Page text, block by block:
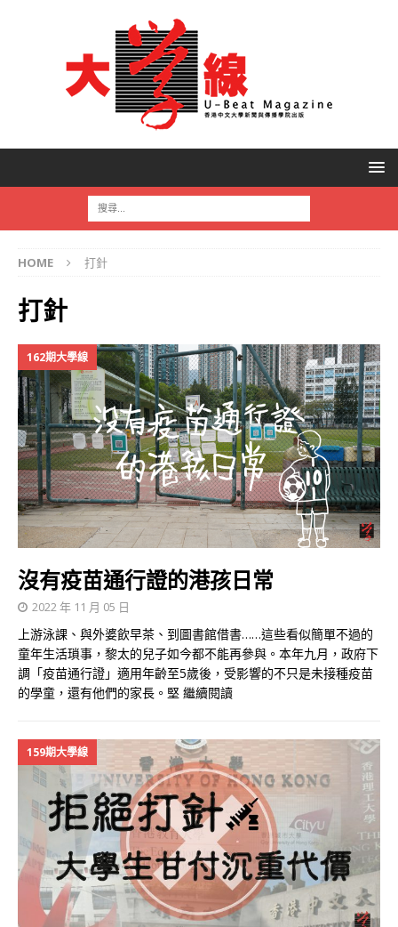
HOME 打針
打針
162期大學線
沒有疫苗通行證的港孩日常
2022 年 11 月 05 日
上游泳課、與外婆飲早茶、到圖書館借書……這些看似簡單不過的
童年生活瑣事，黎太的兒子如今都不能再參與。本年九月，政府下
調「疫苗通行證」適用年齡至5歲後，受影響的不只是未接種疫苗
的學童，還有他們的家長。堅 繼續閱讀
159期大學線